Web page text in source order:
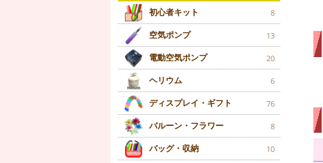
初心者キット 8
空気ポンプ 13
電動空気ポンプ 20
ヘリウム 6
ディスプレイ・ギフト 76
バルーン・フラワー 8
バッグ・収納 10